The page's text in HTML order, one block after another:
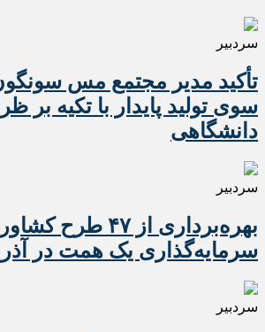
سردبیر
تأکید مدیر مجتمع مس
سوی تولید پایدار با تکیه بر
دانشگاهی
سردبیر
بهره‌برداری از ۴۷ طرح
سرمایه‌گذاری یک همت در
سردبیر